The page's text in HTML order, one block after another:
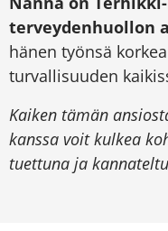
terveydenhuollon
hänen työnsä
turvallisuuden
Kaiken tämän
kanssa voit kulkea
tuettuna ja